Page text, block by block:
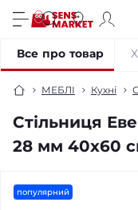
МЕБЛІ Кухні
Стільниця
28 мм 40х60
Все про товар
популярний